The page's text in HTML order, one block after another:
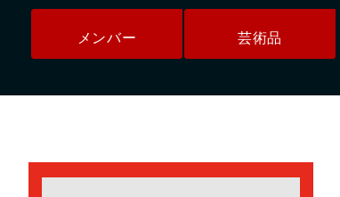
メンバー 芸術品